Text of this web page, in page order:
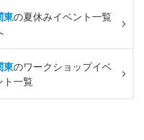
東の夏休みイベント一覧
東のワークショップイベ
ト一覧